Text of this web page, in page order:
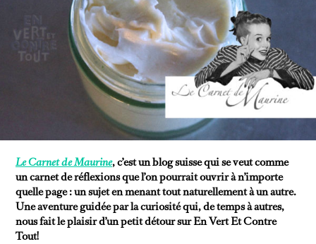
Le Carnet de Maurine, c’est un blog suisse qui se veut comme
un carnet de réflexions que l’on pourrait ouvrir à n’importe
quelle page : un sujet en menant tout naturellement à un autre.
Une aventure guidée par la curiosité qui, de temps à autres,
nous fait le plaisir d’un petit détour sur En Vert Et Contre
Tout!